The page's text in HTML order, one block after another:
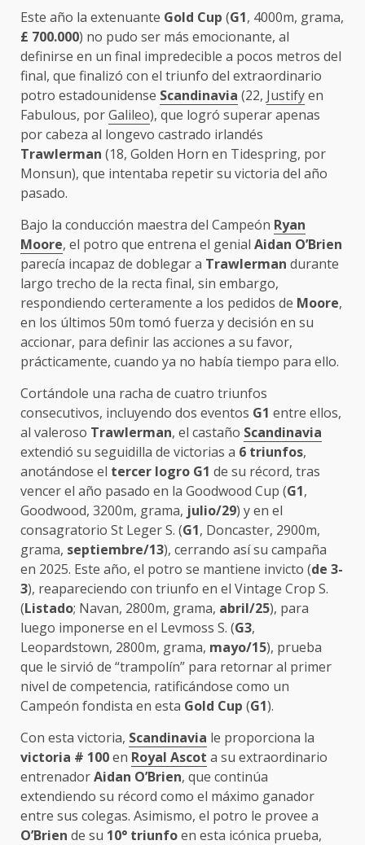
Este año la extenuante Gold Cup (G1, 4000m, grama,
£ 700.000) no pudo ser más emocionante, al
definirse en un final impredecible a pocos metros del
final, que finalizó con el triunfo del extraordinario
potro estadounidense Scandinavia (22, Justifyen
Fabulous, porGalileo), que logró superar apenas
por cabeza al longevo castrado irlandés
Trawlerman (18, Golden Horn en Tidespring, por
Monsun), que intentaba repetir su victoria del año
pasado.
Bajo la conducción maestra del Campeón Ryan
Moore, el potro que entrena el genial Aidan O’Brien
parecía incapaz de doblegar a Trawlerman durante
largo trecho de la recta final, sin embargo,
respondiendo certeramente a los pedidos de Moore,
en los últimos 50m tomó fuerza y decisión en su
accionar, para definir las acciones a su favor,
prácticamente, cuando ya no había tiempo para ello.
Cortándole una racha de cuatro triunfos
consecutivos, incluyendo dos eventos G1 entre ellos,
al valeroso Trawlerman, el castaño Scandinavia
extendió su seguidilla de victorias a 6 triunfos,
anotándose el tercer logro G1 de su récord, tras
vencer el año pasado en la Goodwood Cup (G1,
Goodwood, 3200m, grama, julio/29) y en el
consagratorio St Leger S. (G1, Doncaster, 2900m,
grama, septiembre/13), cerrando así su campaña
en 2025. Este año, el potro se mantiene invicto (de 3-
3), reapareciendo con triunfo en el Vintage Crop S.
(Listado; Navan, 2800m, grama, abril/25), para
luego imponerse en el Levmoss S. (G3,
Leopardstown, 2800m, grama, mayo/15), prueba
que le sirvió de “trampolín” para retornar al primer
nivel de competencia, ratificándose como un
Campeón fondista en esta Gold Cup (G1).
Con esta victoria, Scandinavia le proporciona la
victoria # 100en Royal Ascot a su extraordinario
entrenadorAidan O’Brien, que continúa
extendiendo su récord como el máximo ganador
entre sus colegas. Asimismo, el potro le provee a
O’Brien de su 10° triunfoen esta icónica prueba,